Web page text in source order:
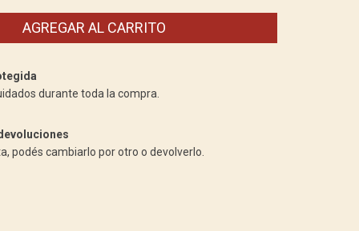
durante toda la compra.
podés cambiarlo por otro o devolverlo.